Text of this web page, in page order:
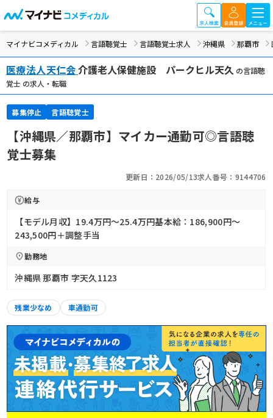
マイナビコメディカル 言語聴覚士 言語聴覚士求人 沖縄県 那覇市
医療法人天仁会介護老人保健施設 パークヒル天久 の言語聴
覚士 の求人・転職
募集停止 言語聴覚士
【沖縄県／那覇市】マイカー通勤可◎言語聴
覚士募集
更新日：2026/05/13求人番号：9144706
給与
【モデル月収】19.4万円〜25.4万円基本給：186,900円～
243,500円＋調整手当
勤務地
沖縄県 那覇市 字天久1123
残業少なめ 車通勤可